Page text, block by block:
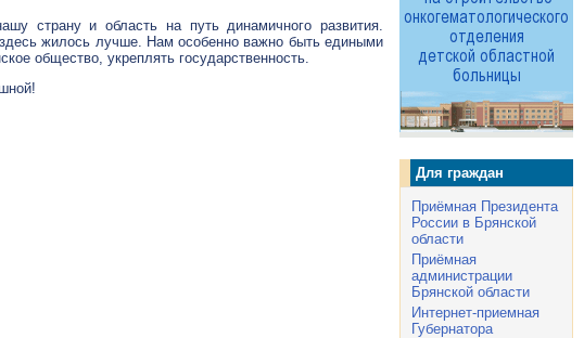
страну и область на путь динамичного развития.
жилось лучше. Нам особенно важно быть едиными
общество, укреплять государственность.
Для граждан
Приёмная Президента
России в Брянской
области
Приёмная
администрации
Брянской области
Интернет-приемная
Губернатора